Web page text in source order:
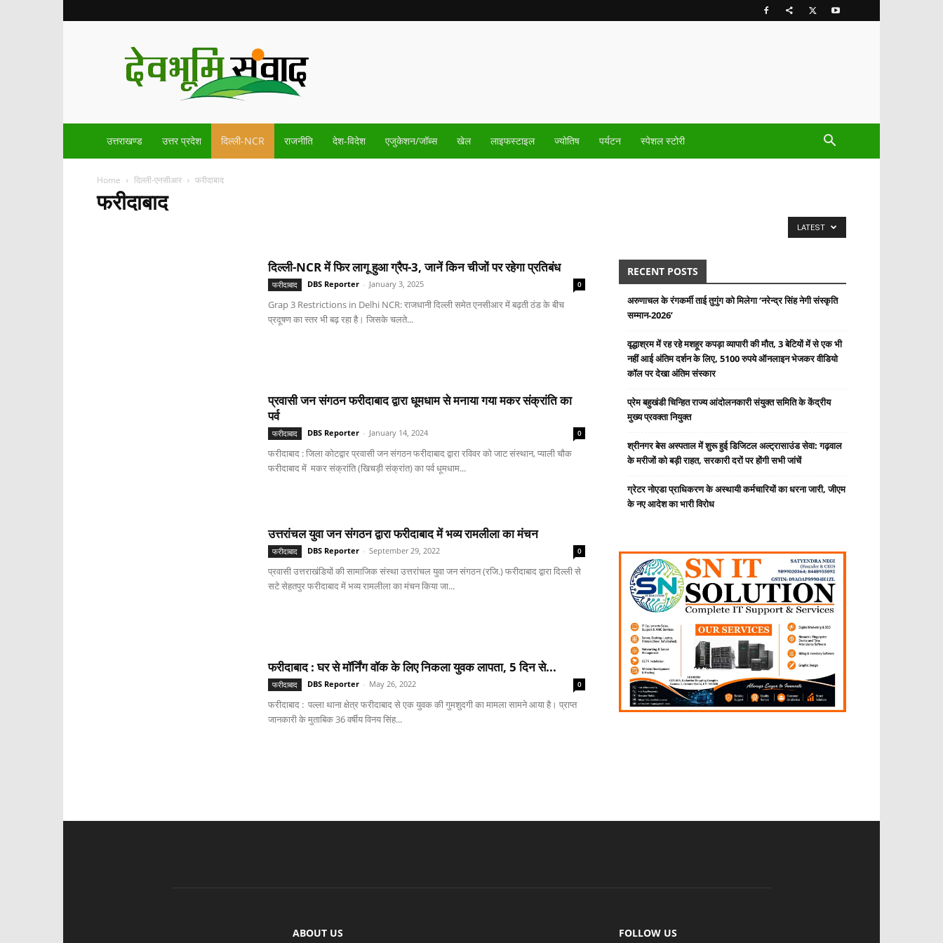
Devbhoomisamvad.com
उत्तराखण्ड उत्तर प्रदेश दिल्ली-NCR राजनीति देश-विदेश एजुकेशन/जॉब्स खेल लाइफस्टाइल ज्योतिष पर्यटन स्पेशल स्टोरी
Home दिल्ली-एनसीआर फरीदाबाद
फरीदाबाद
LATEST
दिल्ली-NCR में फिर लागू हुआ ग्रैप-3, जानें किन चीजों पर रहेगा प्रतिबंध
फरीदाबाद DBS Reporter - January 3, 2025 0
Grap 3 Restrictions in Delhi NCR: राजधानी दिल्ली समेत एनसीआर में बढ़ती ठंड के बीच
प्रदूषण का स्तर भी बढ़ रहा है। जिसके चलते...
प्रवासी जन संगठन फरीदाबाद द्वारा धूमधाम से मनाया गया मकर संक्रांति का
पर्व
फरीदाबाद DBS Reporter - January 14, 2024 0
फरीदाबाद : जिला कोटद्वार प्रवासी जन संगठन फरीदाबाद द्वारा रविवर को जाट संस्थान, प्याली चौक
फरीदाबाद में मकर संक्रांति (खिचड़ी संक्रांत) का पर्व धूमधाम...
उत्तरांचल युवा जन संगठन द्वारा फरीदाबाद में भव्य रामलीला का मंचन
फरीदाबाद DBS Reporter - September 29, 2022 0
प्रवासी उत्तराखंडियों की सामाजिक संस्था उत्तरांचल युवा जन संगठन (रजि.) फरीदाबाद द्वारा दिल्ली से
सटे सेहतपुर फरीदाबाद में भव्य रामलीला का मंचन किया जा...
फरीदाबाद : घर से मॉर्निंग वॉक के लिए निकला युवक लापता, 5 दिन से...
फरीदाबाद DBS Reporter - May 26, 2022 0
फरीदाबाद : पल्ला थाना क्षेत्र फरीदाबाद से एक युवक की गुमशुदगी का मामला सामने आया है। प्राप्त
जानकारी के मुताबिक 36 वर्षीय विनय सिंह...
RECENT POSTS
अरुणाचल के रंगकर्मी ताई तुगुंग को मिलेगा ‘नरेन्द्र सिंह नेगी संस्कृति
सम्मान-2026’
वृद्धाश्रम में रह रहे मशहूर कपड़ा व्यापारी की मौत, 3 बेटियों में से एक भी
नहीं आई अंतिम दर्शन के लिए, 5100 रुपये ऑनलाइन भेजकर वीडियो
कॉल पर देखा अंतिम संस्कार
प्रेम बहुखंडी चिन्हित राज्य आंदोलनकारी संयुक्त समिति के केंद्रीय
मुख्य प्रवक्ता नियुक्त
श्रीनगर बेस अस्पताल में शुरू हुई डिजिटल अल्ट्रासाउंड सेवा: गढ़वाल
के मरीजों को बड़ी राहत, सरकारी दरों पर होंगी सभी जांचें
ग्रेटर नोएडा प्राधिकरण के अस्थायी कर्मचारियों का धरना जारी, जीएम
के नए आदेश का भारी विरोध
ABOUT US FOLLOW US